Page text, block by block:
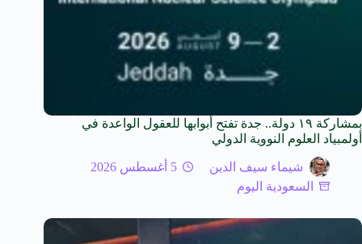
بمشاركة ١٩ دولة.. جدة تفتح أبوابها للعقول الواعدة في
أولمبياد العلوم النووية الدولي
شيماء سيف الدين
5 أغسطس 2026
السعودية اليوم